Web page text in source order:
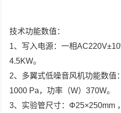
技术功能数值：
1、写入电源：一相
4.5KW。
2、多翼式低噪音风机功能数值
1000 Pa，功率（W）370W。
3、实验管尺寸：Φ25×250mm